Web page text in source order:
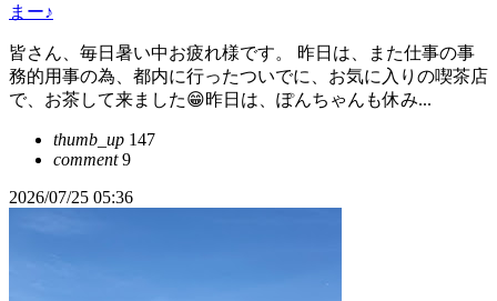
まー♪
皆さん、毎日暑い中お疲れ様です。 昨日は、また仕事の事
務的用事の為、都内に行ったついでに、お気に入りの喫茶店
で、お茶して来ました😁昨日は、ぽんちゃんも休み...
thumb_up 147
comment9
2026/07/25 05:36